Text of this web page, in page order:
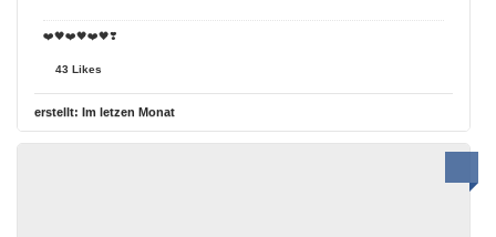
❤️🖤❤️🖤❤️🖤❣️
43 Likes
erstellt: Im letzen Monat